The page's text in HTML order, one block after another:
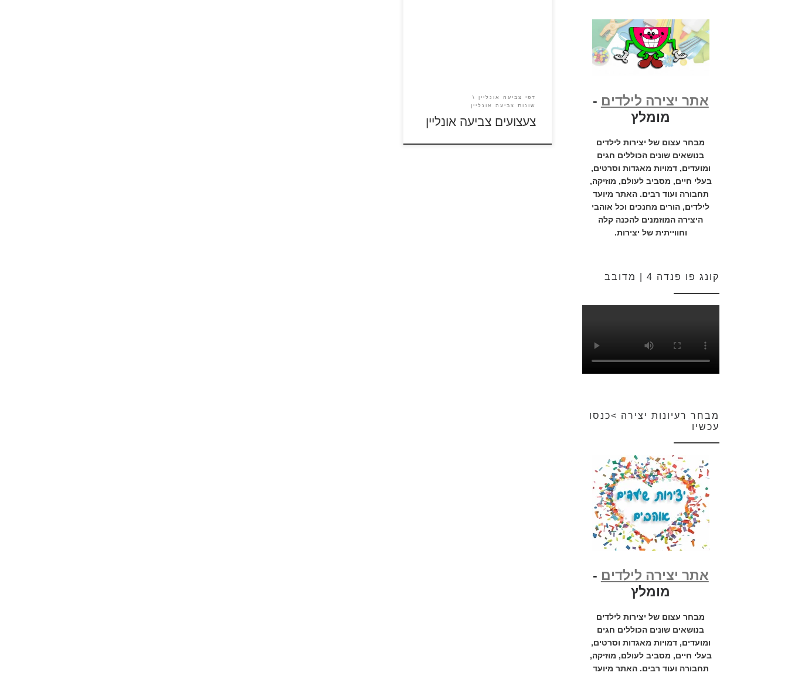
דפי צביעה אונליין
שונות צביעה אונליין
צעצועים צביעה אונליין
אתר יצירה לילדים -
מומלץ
מבחר עצום של יצירות לילדים
בנושאים שונים הכוללים חגים
ומועדים, דמויות מאגדות וסרטים,
בעלי חיים, מסביב לעולם, מוזיקה,
תחבורה ועוד רבים. האתר מיועד
לילדים, הורים מחנכים וכל אוהבי
היצירה המוזמנים להכנה קלה
וחווייתית של יצירות.
קונג פו פנדה 4 | מדובב
מבחר רעיונות יצירה >כנסו
עכשיו
אתר יצירה לילדים -
מומלץ
מבחר עצום של יצירות לילדים
בנושאים שונים הכוללים חגים
ומועדים, דמויות מאגדות וסרטים,
בעלי חיים, מסביב לעולם, מוזיקה,
תחבורה ועוד רבים. האתר מיועד